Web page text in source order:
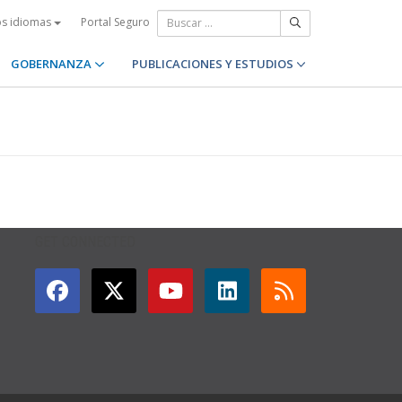
idiomas Portal Seguro
GOBERNANZA PUBLICACIONES Y ESTUDIOS